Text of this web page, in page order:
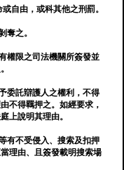
自由，或科其他之刑罰。
奪之。
權限之司法機關所簽發並
委託辯護人之權利，不得
不得羈押之。如經要求，
上說明其理由。
有不受侵入、搜索及扣押
理由、且簽發載明搜索場